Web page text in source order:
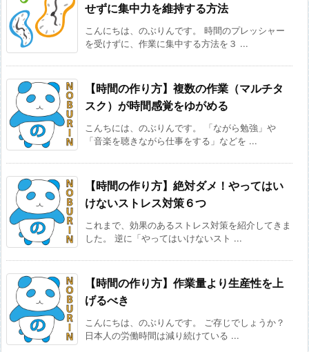
せずに集中力を維持する方法
こんにちは、のぶりんです。 時間のプレッシャー
を受けずに、作業に集中する方法を３ ...
【時間の作り方】複数の作業（マルチタ
スク）が時間感覚をゆがめる
こんちには、のぶりんです。 「ながら勉強」や
「音楽を聴きながら仕事をする」などを ...
【時間の作り方】絶対ダメ！やってはい
けないストレス対策６つ
これまで、効果のあるストレス対策を紹介してきま
した。 逆に「やってはいけないスト ...
【時間の作り方】作業量より生産性を上
げるべき
こんにちは、のぶりんです。 ご存じでしょうか？
日本人の労働時間は減り続けている ...